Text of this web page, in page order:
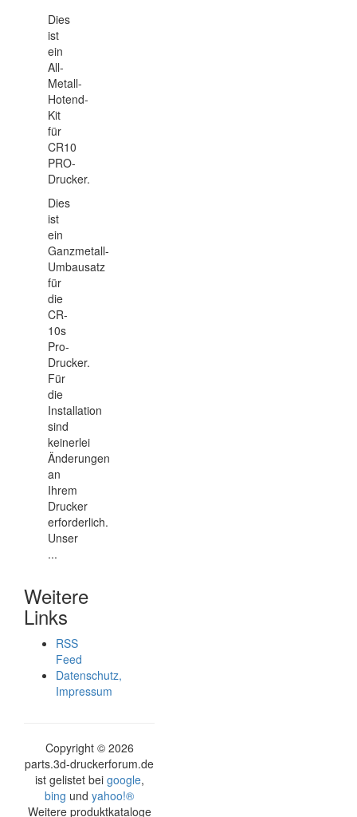
Dies
ist
ein
All-
Metall-
Hotend-
Kit
für
CR10
PRO-
Drucker.
Dies
ist
ein
Ganzmetall-
Umbausatz
für
die
CR-
10s
Pro-
Drucker.
Für
die
Installation
sind
keinerlei
Änderungen
an
Ihrem
Drucker
erforderlich.
Unser
...
Weitere
Links
RSS
Feed
Datenschutz,
Impressum
Copyright © 2026
parts.3d-druckerforum.de
ist gelistet bei google,
bing und yahoo!®
Weitere produktkataloge